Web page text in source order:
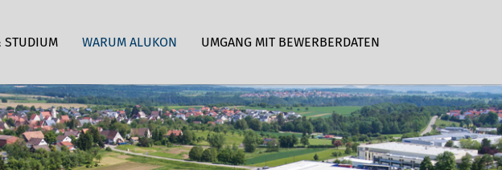
STUDIUM WARUM ALUKON UMGANG MIT BEWERBERDATEN